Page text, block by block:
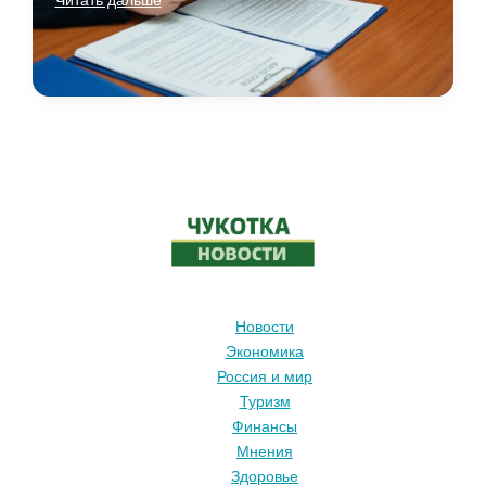
и
переселение:
программы,
очереди
Новости
Экономика
Россия и мир
Туризм
Финансы
Мнения
Здоровье